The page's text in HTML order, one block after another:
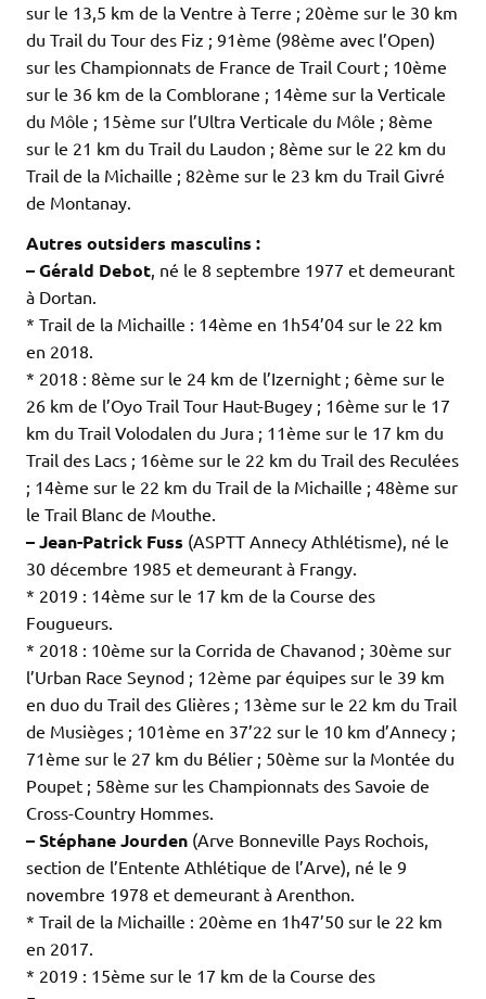
sur le 13,5 km de la Ventre à Terre ; 20ème sur le 30 km
du Trail du Tour des Fiz ; 91ème (98ème avec l’Open)
sur les Championnats de France de Trail Court ; 10ème
sur le 36 km de la Comblorane ; 14ème sur la Verticale
du Môle ; 15ème sur l’Ultra Verticale du Môle ; 8ème
sur le 21 km du Trail du Laudon ; 8ème sur le 22 km du
Trail de la Michaille ; 82ème sur le 23 km du Trail Givré
de Montanay.
Autres outsiders masculins :
– Gérald Debot, né le 8 septembre 1977 et demeurant
à Dortan.
* Trail de la Michaille : 14ème en 1h54’04 sur le 22 km
en 2018.
* 2018 : 8ème sur le 24 km de l’Izernight ; 6ème sur le
26 km de l’Oyo Trail Tour Haut-Bugey ; 16ème sur le 17
km du Trail Volodalen du Jura ; 11ème sur le 17 km du
Trail des Lacs ; 16ème sur le 22 km du Trail des Reculées
; 14ème sur le 22 km du Trail de la Michaille ; 48ème sur
le Trail Blanc de Mouthe.
– Jean-Patrick Fuss (ASPTT Annecy Athlétisme), né le
30 décembre 1985 et demeurant à Frangy.
* 2019 : 14ème sur le 17 km de la Course des
Fougueurs.
* 2018 : 10ème sur la Corrida de Chavanod ; 30ème sur
l’Urban Race Seynod ; 12ème par équipes sur le 39 km
en duo du Trail des Glières ; 13ème sur le 22 km du Trail
de Musièges ; 101ème en 37’22 sur le 10 km d’Annecy ;
71ème sur le 27 km du Bélier ; 50ème sur la Montée du
Poupet ; 58ème sur les Championnats des Savoie de
Cross-Country Hommes.
– Stéphane Jourden (Arve Bonneville Pays Rochois,
section de l’Entente Athlétique de l’Arve), né le 9
novembre 1978 et demeurant à Arenthon.
* Trail de la Michaille : 20ème en 1h47’50 sur le 22 km
en 2017.
* 2019 : 15ème sur le 17 km de la Course des